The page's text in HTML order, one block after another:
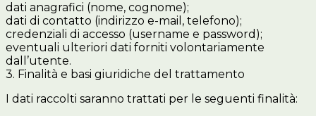
dati anagrafici (nome, cognome);
dati di contatto (indirizzo e-mail, telefono);
credenziali di accesso (username e password);
eventuali ulteriori dati forniti volontariamente
dall’utente.
3. Finalità e basi giuridiche del trattamento
I dati raccolti saranno trattati per le seguenti finalità: